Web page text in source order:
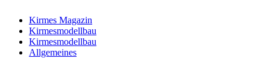
Kirmes Magazin
Kirmesmodellbau
Kirmesmodellbau
Allgemeines